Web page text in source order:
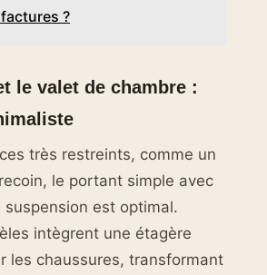
?
le valet de chambre :
très restreints, comme un
le portant simple avec
est optimal.
intègrent une étagère
les chaussures, transformant